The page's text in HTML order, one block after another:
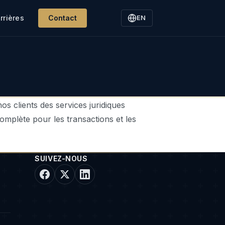
Contact EN
clients des services juridiques
pour les transactions et les
SUIVEZ-NOUS